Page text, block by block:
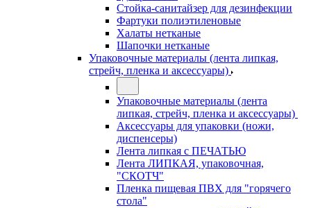
Стойка-санитайзер для дезинфекции
Фартуки полиэтиленовые
Халаты нетканые
Шапочки нетканые
Упаковочные материалы (лента липкая,
стрейч, пленка и аксессуары)
Упаковочные материалы (лента
липкая, стрейч, пленка и аксессуары)
Аксессуары для упаковки (ножи,
диспенсеры)
Лента липкая с ПЕЧАТЬЮ
Лента ЛИПКАЯ, упаковочная,
"СКОТЧ"
Пленка пищевая ПВХ для "горячего
стола"